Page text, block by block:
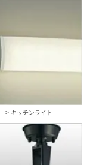
> キッチンライト